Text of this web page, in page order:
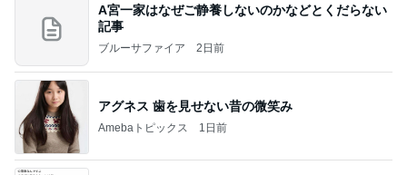
A宮一家はなぜご静養しないのかなどとくだらない
記事
ブルーサファイア 2日前
アグネス 歯を見せない昔の微笑み
Amebaトピックス 1日前